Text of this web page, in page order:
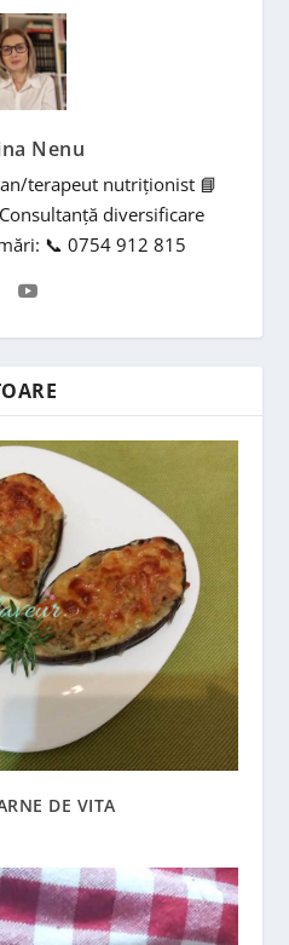
Nenu
terapeut nutriționist 📘
diversificare
📞 0754 912 815
DE VITA